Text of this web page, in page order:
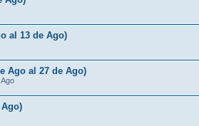
al 13 de Ago)
Ago al 27 de Ago)